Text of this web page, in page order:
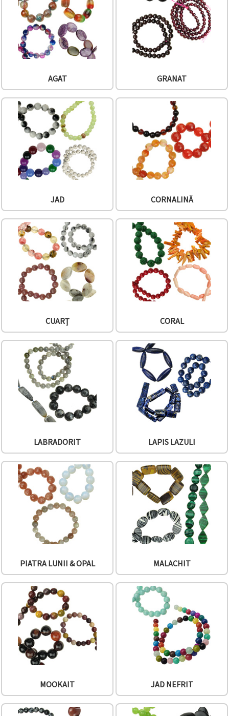
Setări
AGAT GRANAT
JAD CORNALINĂ
CUARȚ CORAL
LABRADORIT LAPIS LAZULI
PIATRA LUNII & OPAL MALACHIT
MOOKAIT JAD NEFRIT